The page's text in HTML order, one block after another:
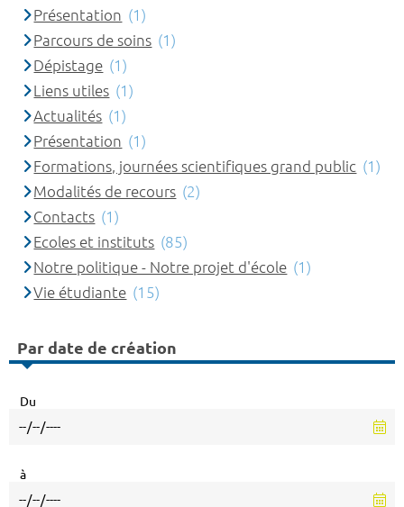
Présentation (1)
Parcours de soins (1)
Dépistage (1)
Liens utiles (1)
Actualités (1)
Présentation (1)
Formations, journées scientifiques grand public (1)
Modalités de recours (2)
Contacts (1)
Ecoles et instituts (85)
Notre politique - Notre projet d'école (1)
Vie étudiante (15)
Par date de création
Du
à